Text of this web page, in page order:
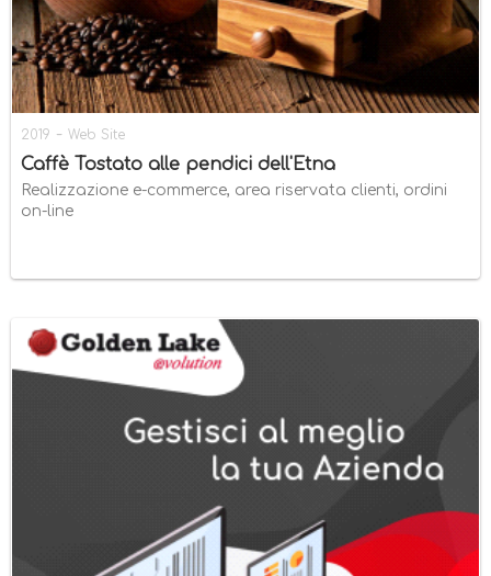
2019 - Web Site
Caffè Tostato alle pendici dell'Etna
Realizzazione e-commerce, area riservata clienti, ordini
on-line